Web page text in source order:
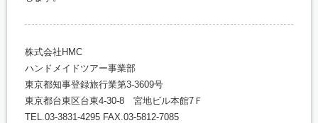
株式会社HMC
ハンドメイドツアー事業部
東京都知事登録旅行業第3-3609号
東京都台東区台東4-30-8 宮地ビル本館7Ｆ
TEL.03-3831-4295 FAX.03-5812-7085